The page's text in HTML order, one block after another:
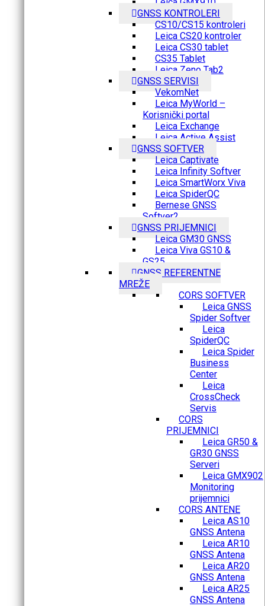
GNSS KONTROLERI
CS10/CS15 kontroleri
Leica CS20 kontroler
Leica CS30 tablet
CS35 Tablet
Leica Zeno Tab2
GNSS SERVISI
VekomNet
Leica MyWorld –
Korisnički portal
Leica Exchange
Leica Active Assist
GNSS SOFTVER
Leica Captivate
Leica Infinity Softver
Leica SmartWorx Viva
Leica SpiderQC
Bernese GNSS
Softver2
GNSS PRIJEMNICI
Leica GM30 GNSS
Leica Viva GS10 &
GS25
GNSS REFERENTNE
MREŽE
CORS SOFTVER
Leica GNSS
Spider Softver
Leica
SpiderQC
Leica Spider
Business
Center
Leica
CrossCheck
Servis
CORS
PRIJEMNICI
Leica GR50 &
GR30 GNSS
Serveri
Leica GMX902
Monitoring
prijemnici
CORS ANTENE
Leica AS10
GNSS Antena
Leica AR10
GNSS Antena
Leica AR20
GNSS Antena
Leica AR25
GNSS Antena